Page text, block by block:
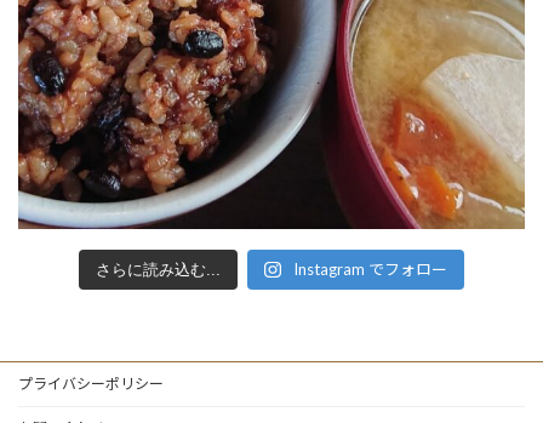
さらに読み込む... Instagram でフォロー
プライバシーポリシー